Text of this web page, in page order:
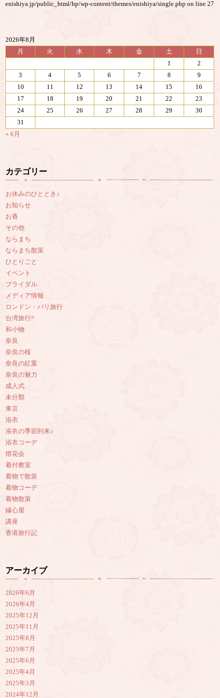
enishiya.jp/public_html/hp/wp-content/themes/enishiya/single.php on line27
2026年8月
月
火 水 木 金 土
日
1
2
3
4 5 6 7 8
9
10
11 12 13 14 15
16
17
18 19 20 21 22
23
24
25 26 27 28 29
30
31
« 6月
カテゴリー
お休みのひととき♪
お知らせ
お香
その他
ならまち
ならまち散策
ひとりごと
イベント
ブライダル
メディア情報
ロンドン・パリ旅行
台湾旅行‼︎
和小物
奈良
奈良の桜
奈良の紅葉
奈良の魅力
成人式
未分類
東京
浴衣
浴衣の季節到来♪
浴衣コーデ
燈花会
着付教室
着物で散策
着物コーデ
着物散策
縁心屋
講座
香港旅行記
アーカイブ
2026年6月
2026年4月
2025年12月
2025年11月
2025年8月
2025年7月
2025年6月
2025年4月
2025年3月
2024年12月